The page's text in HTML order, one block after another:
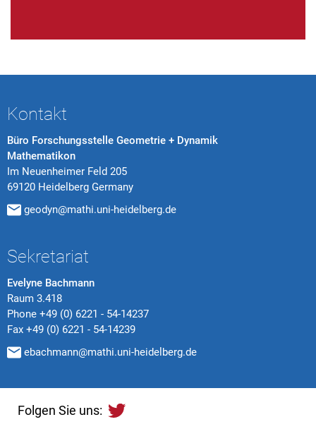
Kontakt
Büro Forschungsstelle Geometrie + Dynamik
Mathematikon
Im Neuenheimer Feld 205
69120 Heidelberg Germany
geodyn@mathi.uni-heidelberg.de
Sekretariat
Evelyne Bachmann
Raum 3.418
Phone +49 (0) 6221 - 54-14237
Fax +49 (0) 6221 - 54-14239
ebachmann@mathi.uni-heidelberg.de
Folgen Sie uns: